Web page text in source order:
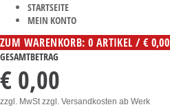
STARTSEITE
MEIN KONTO
ZUM WARENKORB: 0 ARTIKEL / € 0,00
GESAMTBETRAG
€ 0,00
zzgl. MwSt zzgl. Versandkosten ab Werk